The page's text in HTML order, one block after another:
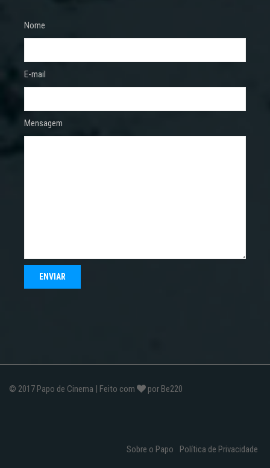
Nome
E-mail
Mensagem
© 2017 Papo de Cinema | Feito com por Be220
Sobre o Papo Política de Privacidade